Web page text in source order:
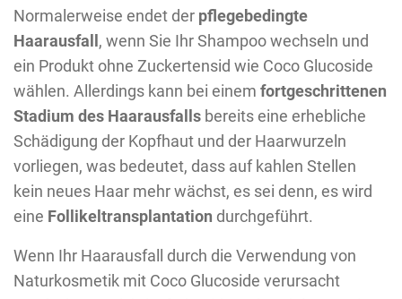
Normalerweise endet der pflegebedingte
Haarausfall , wenn Sie Ihr Shampoo wechseln und
ein Produkt ohne Zuckertensid wie Coco Glucoside
wählen. Allerdings kann bei einem fortgeschrittenen
Stadium des Haarausfalls bereits eine erhebliche
Schädigung der Kopfhaut und der Haarwurzeln
vorliegen, was bedeutet, dass auf kahlen Stellen
kein neues Haar mehr wächst, es sei denn, es wird
eine Follikeltransplantation durchgeführt.
Wenn Ihr Haarausfall durch die Verwendung von
Naturkosmetik mit Coco Glucoside verursacht